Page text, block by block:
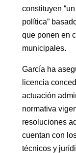
constituyen
política”
que ponen en
municipales.
García ha
licencia
actuación
normativa
resoluciones
cuentan con
técnicos y